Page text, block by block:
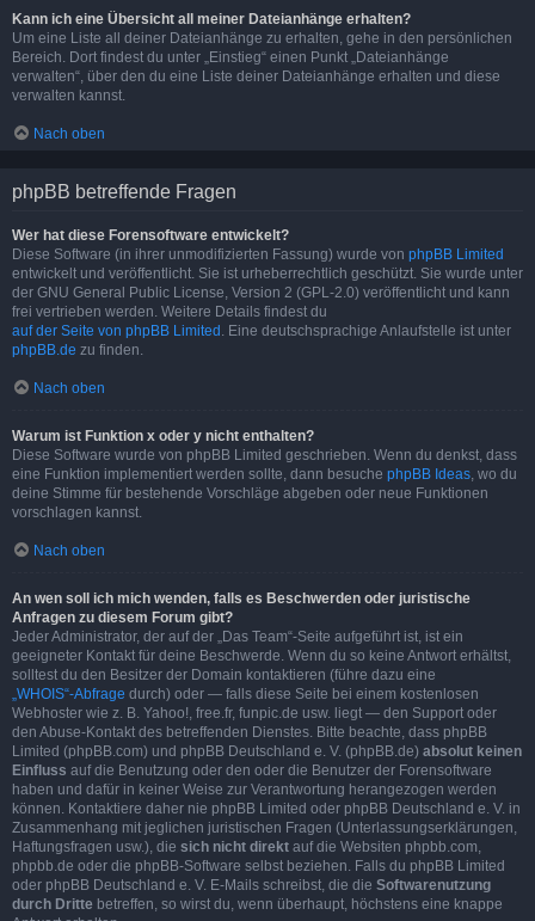
Kann ich eine Übersicht all meiner Dateianhänge erhalten?
Um eine Liste all deiner Dateianhänge zu erhalten, gehe in den persönlichen
Bereich. Dort findest du unter „Einstieg“ einen Punkt „Dateianhänge
verwalten“, über den du eine Liste deiner Dateianhänge erhalten und diese
verwalten kannst.
Nach oben
phpBB betreffende Fragen
Wer hat diese Forensoftware entwickelt?
Diese Software (in ihrer unmodifizierten Fassung) wurde von phpBB Limited
entwickelt und veröffentlicht. Sie ist urheberrechtlich geschützt. Sie wurde unter
der GNU General Public License, Version 2 (GPL-2.0) veröffentlicht und kann
frei vertrieben werden. Weitere Details findest du
auf der Seite von phpBB Limited . Eine deutschsprachige Anlaufstelle ist unter
phpBB.de zu finden.
Nach oben
Warum ist Funktion x oder y nicht enthalten?
Diese Software wurde von phpBB Limited geschrieben. Wenn du denkst, dass
eine Funktion implementiert werden sollte, dann besuche phpBB Ideas, wo du
deine Stimme für bestehende Vorschläge abgeben oder neue Funktionen
vorschlagen kannst.
Nach oben
An wen soll ich mich wenden, falls es Beschwerden oder juristische
Anfragen zu diesem Forum gibt?
Jeder Administrator, der auf der „Das Team“-Seite aufgeführt ist, ist ein
geeigneter Kontakt für deine Beschwerde. Wenn du so keine Antwort erhältst,
solltest du den Besitzer der Domain kontaktieren (führe dazu eine
„WHOIS“-Abfrage durch) oder — falls diese Seite bei einem kostenlosen
Webhoster wie z. B. Yahoo!, free.fr, funpic.de usw. liegt — den Support oder
den Abuse-Kontakt des betreffenden Dienstes. Bitte beachte, dass phpBB
Limited (phpBB.com) und phpBB Deutschland e. V. (phpBB.de) absolut keinen
Einfluss auf die Benutzung oder den oder die Benutzer der Forensoftware
haben und dafür in keiner Weise zur Verantwortung herangezogen werden
können. Kontaktiere daher nie phpBB Limited oder phpBB Deutschland e. V. in
Zusammenhang mit jeglichen juristischen Fragen (Unterlassungserklärungen,
Haftungsfragen usw.), die sich nicht direkt auf die Websiten phpbb.com,
phpbb.de oder die phpBB-Software selbst beziehen. Falls du phpBB Limited
oder phpBB Deutschland e. V. E-Mails schreibst, die die Softwarenutzung
durch Dritte betreffen, so wirst du, wenn überhaupt, höchstens eine knappe